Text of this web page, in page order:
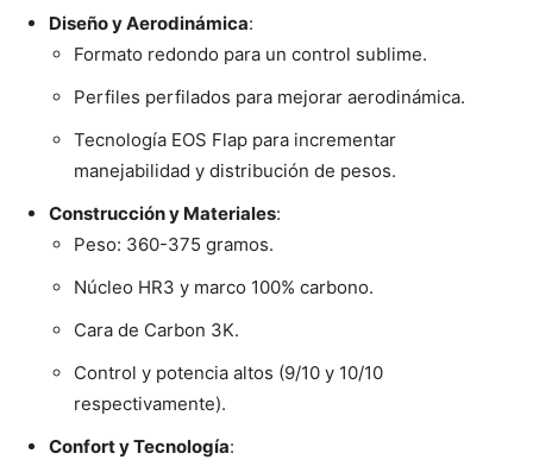
Diseño y Aerodinámica:
Formato redondo para un control sublime.
Perfiles perfilados para mejorar aerodinámica.
Tecnología EOS Flap para incrementar
manejabilidad y distribución de pesos.
Construcción y Materiales:
Peso: 360-375 gramos.
Núcleo HR3 y marco 100% carbono.
Cara de Carbon 3K.
Control y potencia altos (9/10 y 10/10
respectivamente).
Confort y Tecnología: